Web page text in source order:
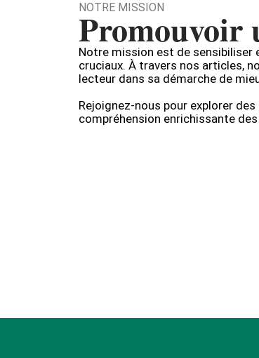
NOTRE MISSION
Promouvoir
Notre mission est de sensibiliser
cruciaux. À travers nos articles,
lecteur dans sa démarche de
Rejoignez-nous pour explorer
compréhension enrichissante